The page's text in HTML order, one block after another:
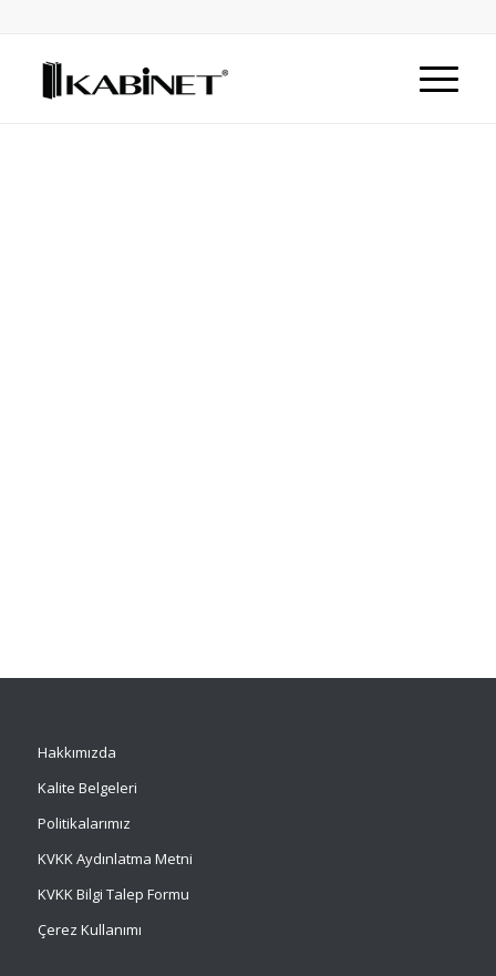
Hakkımızda
Kalite Belgeleri
Politikalarımız
KVKK Aydınlatma Metni
KVKK Bilgi Talep Formu
Çerez Kullanımı